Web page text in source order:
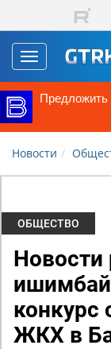
Перейти к
Toggle
navigation
Предложить
Новости
ОБЩЕСТВО
Новости
конкурс
ЖКХ в